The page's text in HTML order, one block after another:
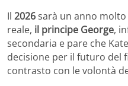
Il 2026sarà un anno
reale, il principe George,
secondaria e pare che
decisione per il futuro del
contrasto con le volontà